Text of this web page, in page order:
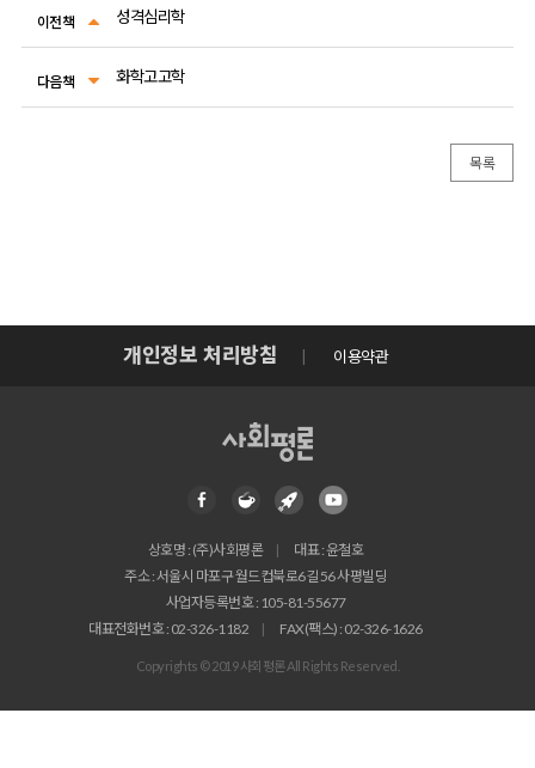
이전책 성격심리학
다음책 화학고고학
목록
개인정보 처리방침 이용약관
상호명 : (주)사회평론
대표 : 윤철호
주소 : 서울시 마포구 월드컵북로6길 56 사평빌딩
사업자등록번호 : 105-81-55677
대표전화번호 : 02-326-1182
FAX(팩스) : 02-326-1626
Copyrights © 2019 사회평론 All Rights Reserved.